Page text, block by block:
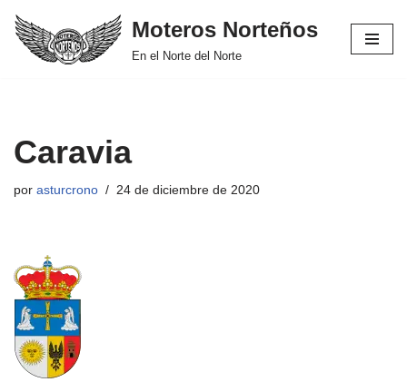
Saltar
Moteros Norteños
En el Norte del Norte
Caravia
por asturcrono 24 de diciembre de 2020